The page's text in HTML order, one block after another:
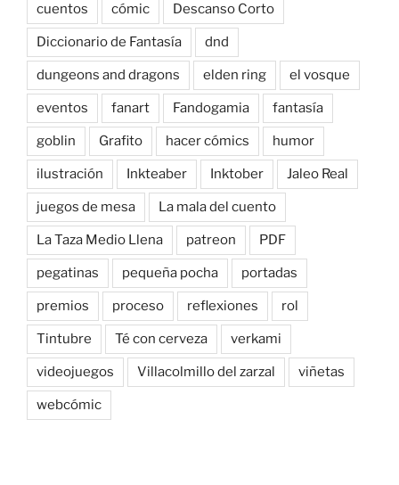
cuentos cómic Descanso Corto
Diccionario de Fantasía dnd
dungeons and dragons elden ring el vosque
eventos fanart Fandogamia fantasía
goblin Grafito hacer cómics humor
ilustración Inkteaber Inktober Jaleo Real
juegos de mesa La mala del cuento
La Taza Medio Llena patreon PDF
pegatinas pequeña pocha portadas
premios proceso reflexiones rol
Tintubre Té con cerveza verkami
videojuegos Villacolmillo del zarzal viñetas
webcómic